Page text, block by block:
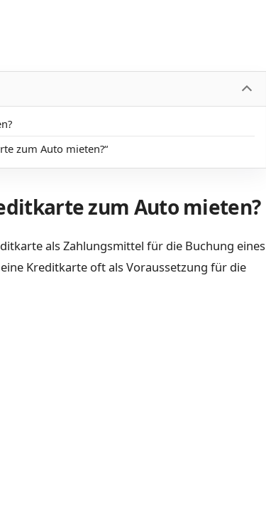
zum Auto mieten?“
zum Auto mieten?
als Zahlungsmittel für die Buchung eines
Kreditkarte oft als Voraussetzung für die